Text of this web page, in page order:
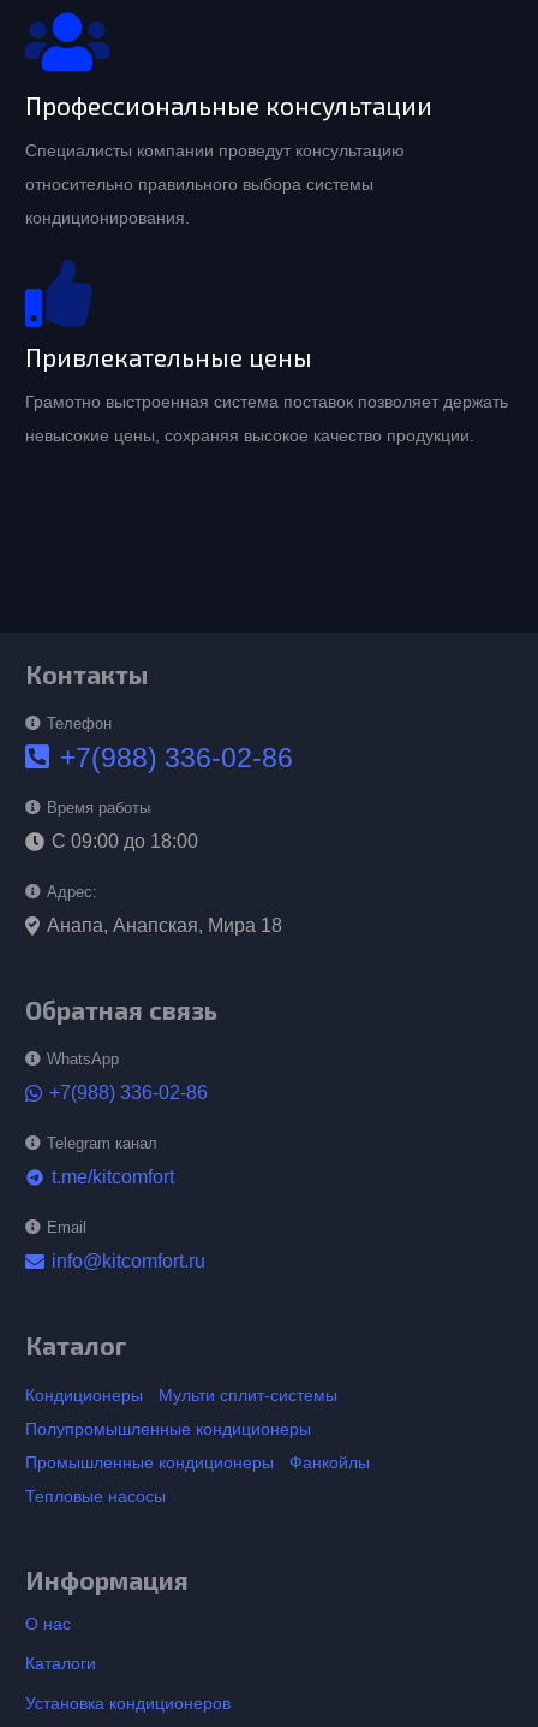
Профессиональные консультации
Специалисты компании проведут консультацию
относительно правильного выбора системы
кондиционирования.
Привлекательные цены
Грамотно выстроенная система поставок позволяет держать
невысокие цены, сохраняя высокое качество продукции.
Контакты
Телефон
+7(988) 336-02-86
Время работы
С 09:00 до 18:00
Адрес:
Анапа, Анапская, Мира 18
Обратная связь
WhatsApp
+7(988) 336-02-86
Telegram канал
telegram t.me/kitcomfort
Email
info@kitcomfort.ru
Каталог
Кондиционеры
Мульти сплит-системы
Полупромышленные кондиционеры
Промышленные кондиционеры
Фанкойлы
Тепловые насосы
Информация
О нас
Каталоги
Установка кондиционеров